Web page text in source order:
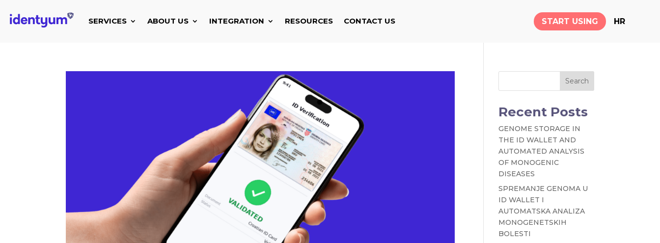
SERVICES ABOUT US INTEGRATION RESOURCES CONTACT US START USING HR
Search
Recent Posts
GENOME STORAGE IN
THE ID WALLET AND
AUTOMATED ANALYSIS
OF MONOGENIC
DISEASES
SPREMANJE GENOMA U
ID WALLET I
AUTOMATSKA ANALIZA
MONOGENETSKIH
BOLESTI